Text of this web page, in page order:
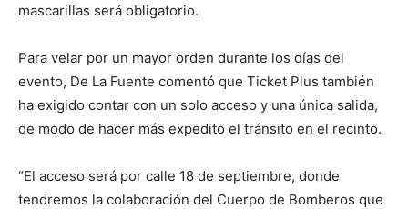
mascarillas será obligatorio.
Para velar por un mayor orden durante los días del
evento, De La Fuente comentó que Ticket Plus también
ha exigido contar con un solo acceso y una única salida,
de modo de hacer más expedito el tránsito en el recinto.
“El acceso será por calle 18 de septiembre, donde
tendremos la colaboración del Cuerpo de Bomberos que